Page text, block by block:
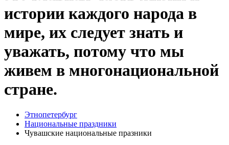
истории каждого народа в
мире, их следует знать и
уважать, потому что мы
живем в многонациональной
стране.
Этнопетербург
Национальные праздники
Чувашские национальные празники